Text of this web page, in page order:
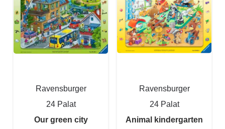
Ravensburger
24 Palat
Our green city
Ravensburger
24 Palat
Animal kindergarten